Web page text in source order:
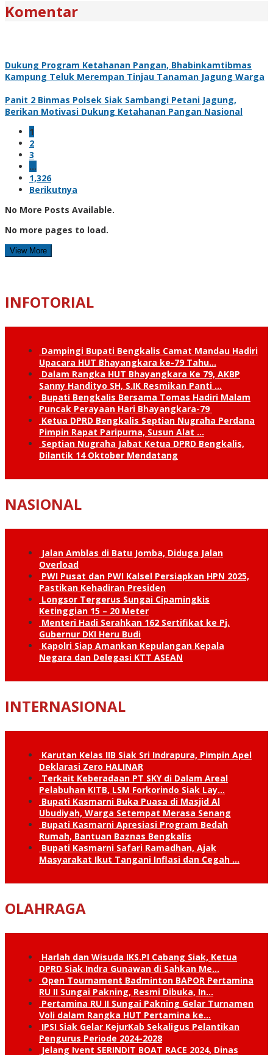
Komentar
Dukung Program Ketahanan Pangan, Bhabinkamtibmas
Kampung Teluk Merempan Tinjau Tanaman Jagung Warga
Panit 2 Binmas Polsek Siak Sambangi Petani Jagung,
Berikan Motivasi Dukung Ketahanan Pangan Nasional
1
2
3
…
1,326
Berikutnya
No More Posts Available.
No more pages to load.
View More
INFOTORIAL
Dampingi Bupati Bengkalis Camat Mandau Hadiri
Upacara HUT Bhayangkara ke-79 Tahu…
Dalam Rangka HUT Bhayangkara Ke 79, AKBP
Sanny Handityo SH, S.IK Resmikan Panti …
Bupati Bengkalis Bersama Tomas Hadiri Malam
Puncak Perayaan Hari Bhayangkara-79
Ketua DPRD Bengkalis Septian Nugraha Perdana
Pimpin Rapat Paripurna, Susun Alat …
Septian Nugraha Jabat Ketua DPRD Bengkalis,
Dilantik 14 Oktober Mendatang
NASIONAL
Jalan Amblas di Batu Jomba, Diduga Jalan
Overload
PWI Pusat dan PWI Kalsel Persiapkan HPN 2025,
Pastikan Kehadiran Presiden
Longsor Tergerus Sungai Cipamingkis
Ketinggian 15 – 20 Meter
Menteri Hadi Serahkan 162 Sertifikat ke Pj.
Gubernur DKI Heru Budi
Kapolri Siap Amankan Kepulangan Kepala
Negara dan Delegasi KTT ASEAN
INTERNASIONAL
Karutan Kelas IIB Siak Sri Indrapura, Pimpin Apel
Deklarasi Zero HALINAR
Terkait Keberadaan PT SKY di Dalam Areal
Pelabuhan KITB, LSM Forkorindo Siak Lay…
Bupati Kasmarni Buka Puasa di Masjid Al
Ubudiyah, Warga Setempat Merasa Senang
Bupati Kasmarni Apresiasi Program Bedah
Rumah, Bantuan Baznas Bengkalis
Bupati Kasmarni Safari Ramadhan, Ajak
Masyarakat Ikut Tangani Inflasi dan Cegah …
OLAHRAGA
Harlah dan Wisuda IKS.PI Cabang Siak, Ketua
DPRD Siak Indra Gunawan di Sahkan Me…
Open Tournament Badminton BAPOR Pertamina
RU II Sungai Pakning, Resmi Dibuka, In…
Pertamina RU II Sungai Pakning Gelar Turnamen
Voli dalam Rangka HUT Pertamina ke…
IPSI Siak Gelar KejurKab Sekaligus Pelantikan
Pengurus Periode 2024-2028
Jelang Ivent SERINDIT BOAT RACE 2024, Dinas